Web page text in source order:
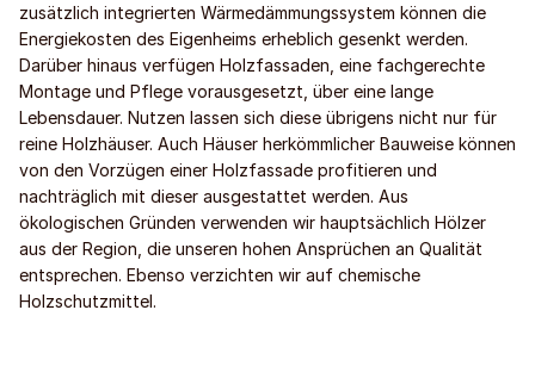
zusätzlich integrierten Wärmedämmungssystem können die
Energiekosten des Eigenheims erheblich gesenkt werden.
Darüber hinaus verfügen Holzfassaden, eine fachgerechte
Montage und Pflege vorausgesetzt, über eine lange
Lebensdauer. Nutzen lassen sich diese übrigens nicht nur für
reine Holzhäuser. Auch Häuser herkömmlicher Bauweise können
von den Vorzügen einer Holzfassade profitieren und
nachträglich mit dieser ausgestattet werden. Aus
ökologischen Gründen verwenden wir hauptsächlich Hölzer
aus der Region, die unseren hohen Ansprüchen an Qualität
entsprechen. Ebenso verzichten wir auf chemische
Holzschutzmittel.